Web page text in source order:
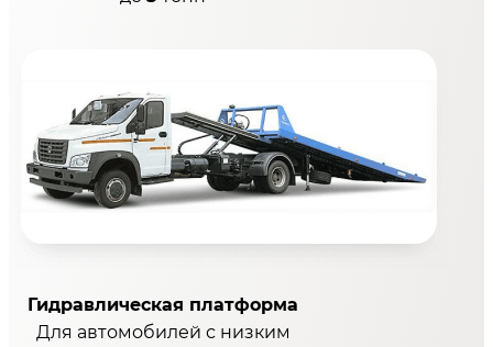
Гидравлическая платформа
Для автомобилей с низким